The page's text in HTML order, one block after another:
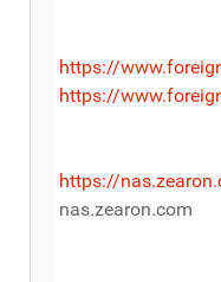
https://
https://
https://
nas.zearon.com